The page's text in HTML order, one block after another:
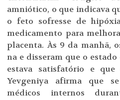
amniótico, o que indicava
o feto sofresse de
medicamento para
placenta. Às 9 da manhã,
na e disseram que o
estava satisfatório e
Yevgeniya afirma que
médicos internos